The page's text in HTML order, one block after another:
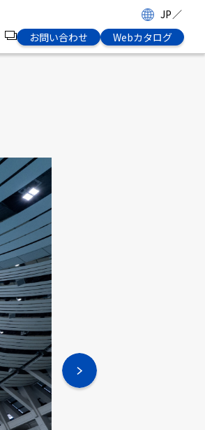
JP／
お問い合わせ Webカタログ